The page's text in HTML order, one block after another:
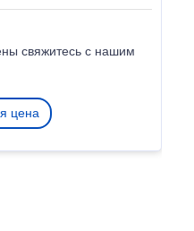
свяжитесь с нашим
цена